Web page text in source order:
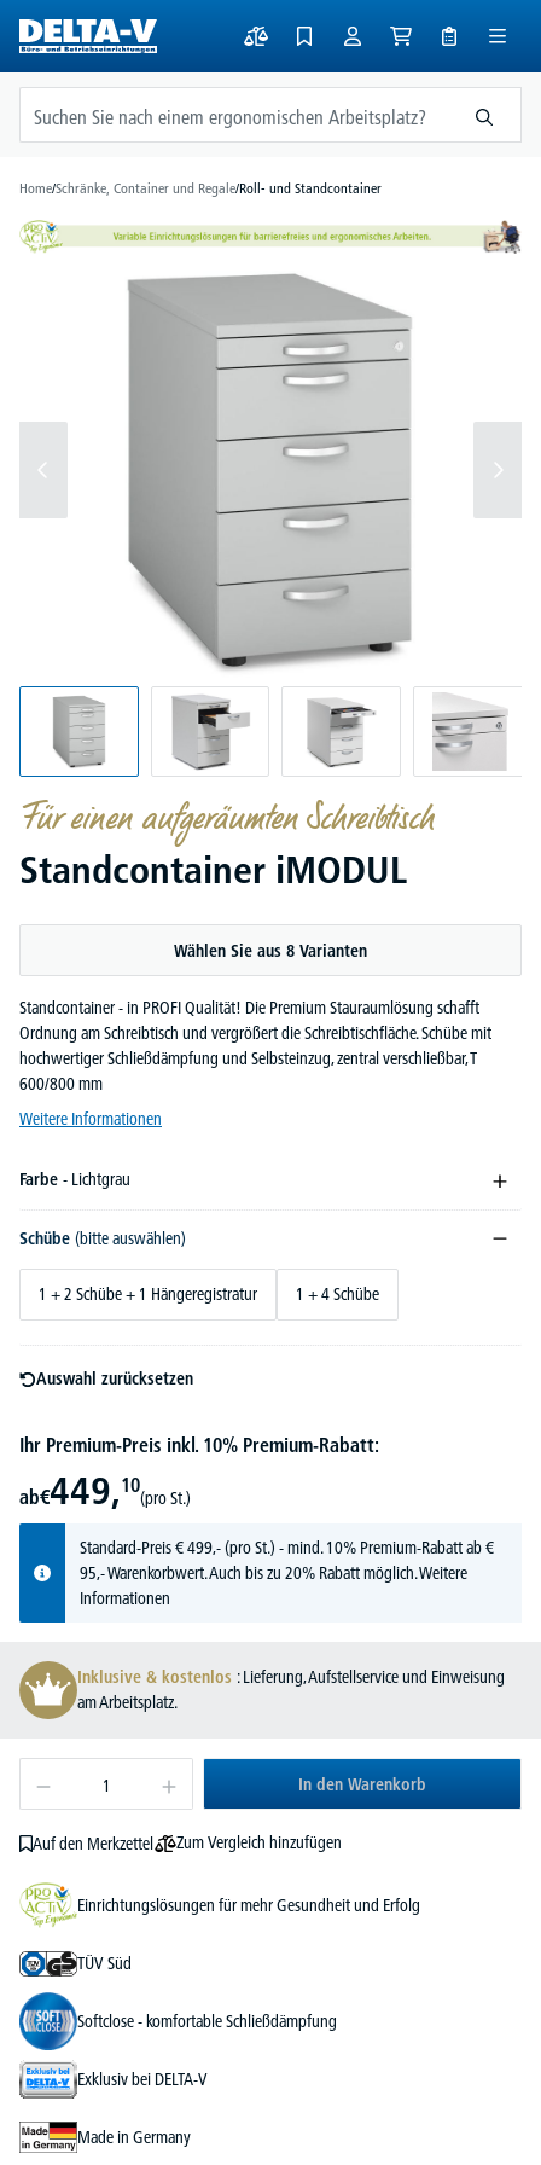
springen
Home/Schränke, Container und Regale/Roll- und Standcontainer
Für einen aufgeräumten Schreibtisch
Standcontainer iMODUL
Wählen Sie aus 8 Varianten
Standcontainer - in PROFI Qualität! Die Premium Stauraumlösung schafft
Ordnung am Schreibtisch und vergrößert die Schreibtischfläche. Schübe mit
hochwertiger Schließdämpfung und Selbsteinzug, zentral verschließbar, T
600/800 mm
Weitere Informationen
Farbe - Lichtgrau
Schübe (bitte auswählen)
1 + 2 Schübe + 1 Hängeregistratur 1 + 4 Schübe
Auswahl zurücksetzen
Ihr Premium-Preis inkl. 10% Premium-Rabatt:
ab€449,10
(pro St.)
Standard-Preis€499,-(pro St.) - mind. 10% Premium-Rabatt ab €
95,- Warenkorbwert. Auch bis zu 20% Rabatt möglich.Weitere
Informationen
Inklusive & kostenlos : Lieferung, Aufstellservice und Einweisung
am Arbeitsplatz.
In den Warenkorb
Auf den Merkzettel Zum Vergleich hinzufügen
Einrichtungslösungen für mehr Gesundheit und Erfolg
TÜV Süd
Softclose - komfortable Schließdämpfung
Exklusiv bei DELTA-V
Made in Germany